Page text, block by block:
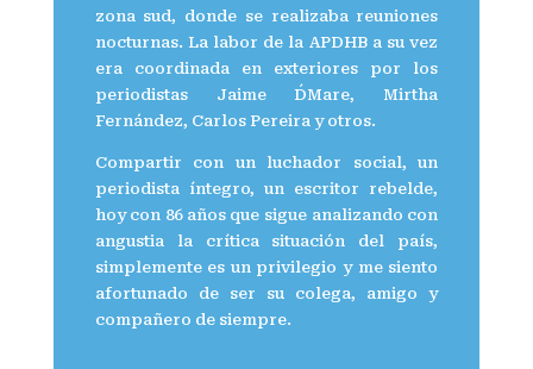
zona sud, donde se realizaba reuniones
nocturnas. La labor de la APDHB a su vez
era coordinada en exteriores por los
periodistas Jaime D´Mare, Mirtha
Fernández, Carlos Pereira y otros.
Compartir con un luchador social, un
periodista íntegro, un escritor rebelde,
hoy con 86 años que sigue analizando con
angustia la crítica situación del país,
simplemente es un privilegio y me siento
afortunado de ser su colega, amigo y
compañero de siempre.